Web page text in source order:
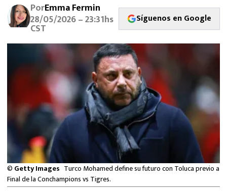
FUTBOL INTERNACIONAL
MEXICANOS EN EL EXTRANJERO
FUTBOL ESTUFA
FÓRMULA 1
BOXEO
LIGA MX
NFL
PorEmma Fermin
28/05/2026 – 23:31hs
CST
Síguenos en Google
© Getty Images Turco Mohamed define su futuro con Toluca previo a
Final de la Conchampions vs Tigres.